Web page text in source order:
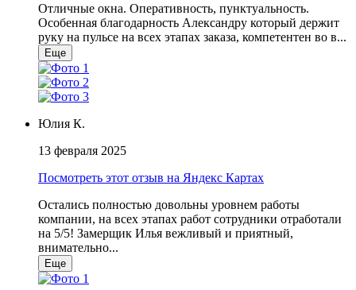
Отличные окна. Оперативность, пунктуальность.
Особенная благодарность Александру который держит
руку на пульсе на всех этапах заказа, компетентен во в...
Еще
Юлия К.
13 февраля 2025
Посмотреть этот отзыв на Яндекс Картах
Остались полностью довольны уровнем работы
компании, на всех этапах работ сотрудники отработали
на 5/5! Замерщик Илья вежливый и приятный,
внимательно...
Еще